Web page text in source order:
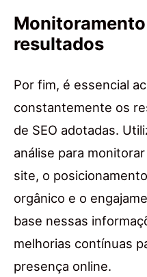
resultados
Por fim, é essencial
constantemente os
de SEO adotadas.
análise para
site, o
orgânico e o
base nessas
melhorias contínuas
presença online.